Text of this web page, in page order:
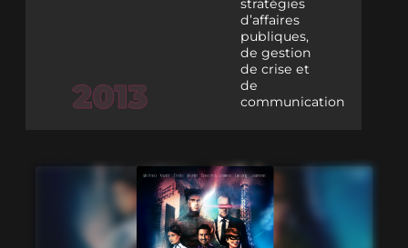
stratégies
d’affaires
publiques,
de gestion
de crise et
de
communication